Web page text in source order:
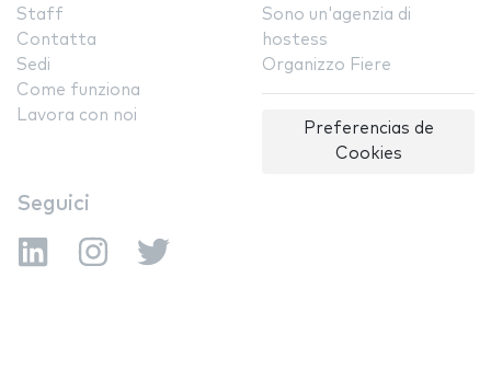
Staff
Contatta
Sedi
Come funziona
Lavora con noi
Sono un'agenzia di
hostess
Organizzo Fiere
Preferencias de
Cookies
Seguici